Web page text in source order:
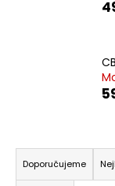
Ř
a
Doporučujeme
r
u